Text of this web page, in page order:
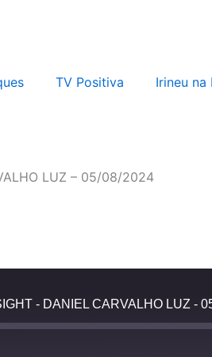
TV Positiva Irineu na
LUZ – 05/08/2024
- DANIEL CARVALHO LUZ -